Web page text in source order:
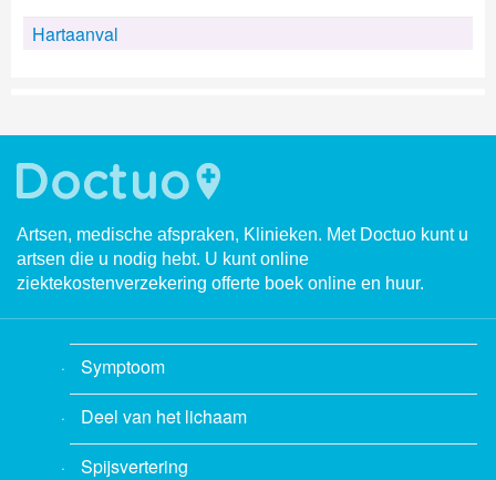
Hartaanval
Artsen, medische afspraken, Klinieken. Met Doctuo kunt u
artsen die u nodig hebt. U kunt online
ziektekostenverzekering offerte boek online en huur.
Symptoom
Deel van het lichaam
Spijsvertering